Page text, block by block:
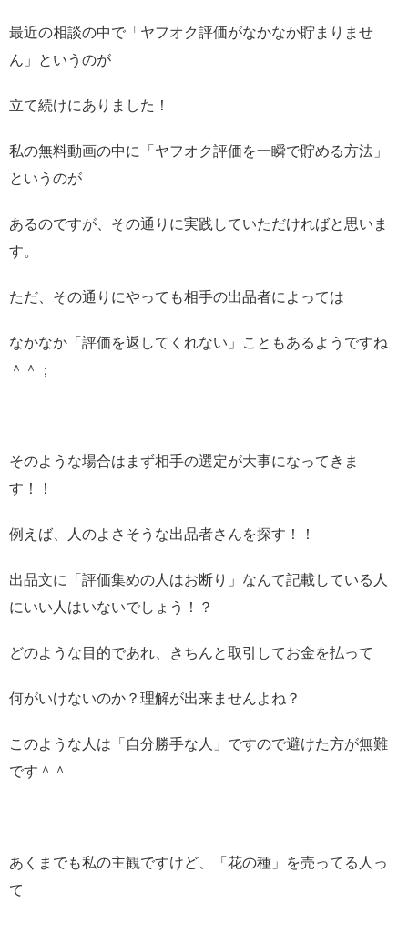
最近の相談の中で「ヤフオク評価がなかなか貯まりませ
ん」というのが
立て続けにありました！
私の無料動画の中に「ヤフオク評価を一瞬で貯める方法」
というのが
あるのですが、その通りに実践していただければと思いま
す。
ただ、その通りにやっても相手の出品者によっては
なかなか「評価を返してくれない」こともあるようですね
＾＾；
そのような場合はまず相手の選定が大事になってきま
す！！
例えば、人のよさそうな出品者さんを探す！！
出品文に「評価集めの人はお断り」なんて記載している人
にいい人はいないでしょう！？
どのような目的であれ、きちんと取引してお金を払って
何がいけないのか？理解が出来ませんよね？
このような人は「自分勝手な人」ですので避けた方が無難
です＾＾
あくまでも私の主観ですけど、「花の種」を売ってる人っ
て